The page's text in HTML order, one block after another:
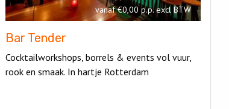
vanaf €0,00 p.p. excl BTW
Bar Tender
Cocktailworkshops, borrels & events vol vuur,
rook en smaak. In hartje Rotterdam